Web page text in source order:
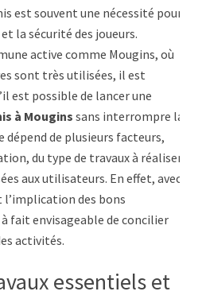
est souvent une nécessité pour
la sécurité des joueurs.
active comme Mougins, où
sont très utilisées, il est
est possible de lancer une
à Mougins sans interrompre la
dépend de plusieurs facteurs,
du type de travaux à réaliser
aux utilisateurs. En effet, avec
des bons
fait envisageable de concilier
activités.
essentiels et